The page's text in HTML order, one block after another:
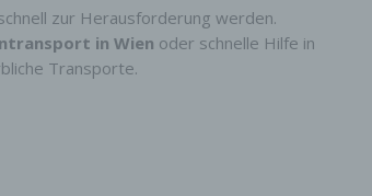
zur Herausforderung werden.
in Wien oder schnelle Hilfe in
Transporte.